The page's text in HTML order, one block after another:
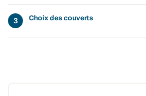
Choix des couverts